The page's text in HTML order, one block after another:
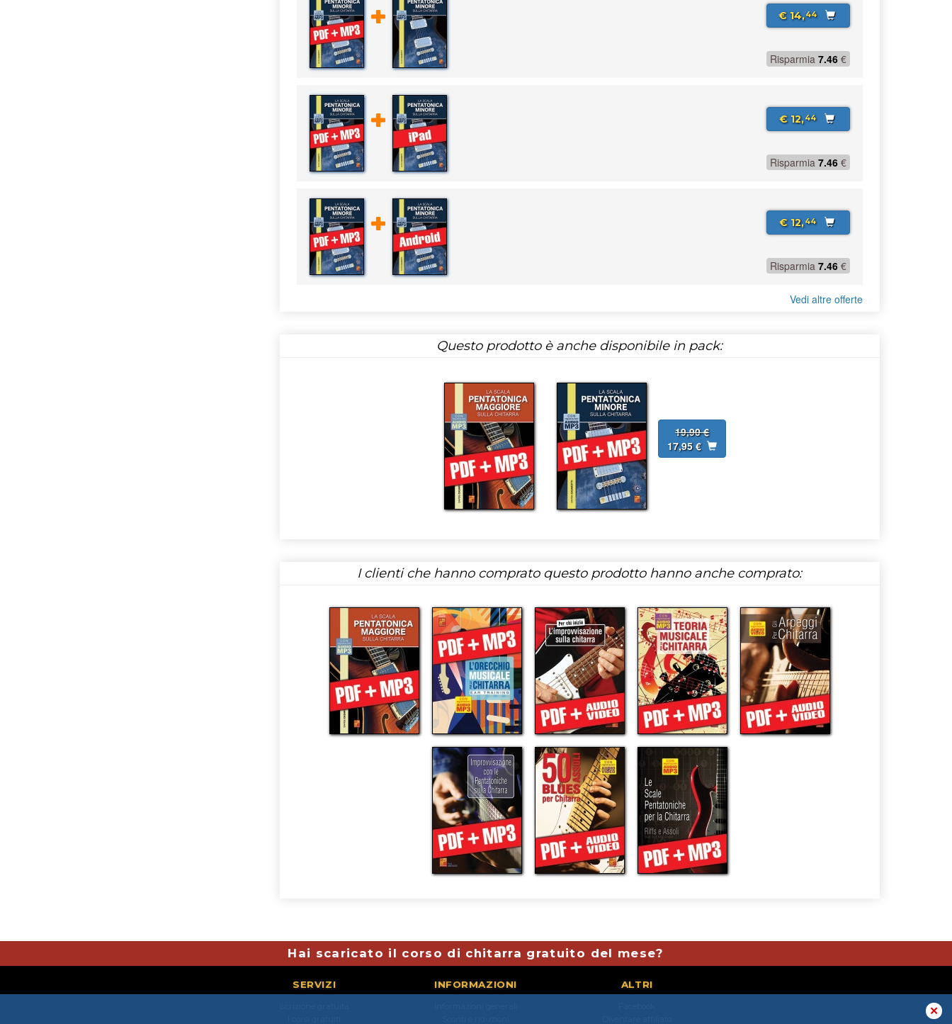
€ 14,44
Risparmia 7.46 €
€ 12,44
Risparmia 7.46 €
€ 12,44
Risparmia 7.46 €
Vedi altre offerte
Questo prodotto è anche disponibile in pack:
19,90 €
17,95 €
I clienti che hanno comprato questo prodotto hanno anche comprato:
Hai scaricato il corso di chitarra gratuito del mese?
SERVIZI INFORMAZIONI ALTRI
✕